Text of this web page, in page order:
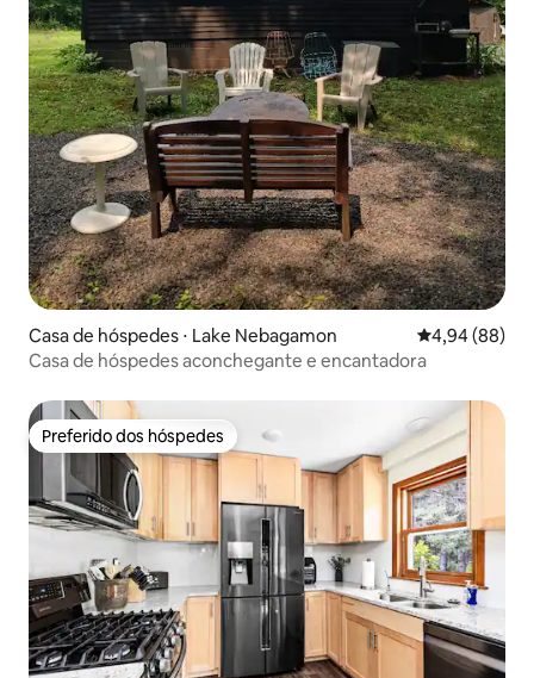
Casa de hóspedes ⋅ Lake Nebagamon 4,94 de uma
4,94 (88)
Casa de hóspedes aconchegante e encantadora
Preferido dos hóspedes
Preferido dos hóspedes